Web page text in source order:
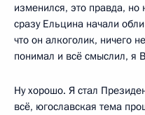
изменился, это правда, но
сразу Ельцина начали
что он алкоголик, ничего
понимал и всё смыслил, я
Ну хорошо. Я стал
всё, югославская тема